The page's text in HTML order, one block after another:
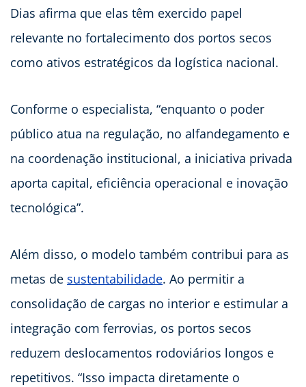
Dias afirma que elas têm exercido papel
relevante no fortalecimento dos portos secos
como ativos estratégicos da logística nacional.
Conforme o especialista, “enquanto o poder
público atua na regulação, no alfandegamento e
na coordenação institucional, a iniciativa privada
aporta capital, eficiência operacional e inovação
tecnológica”.
Além disso, o modelo também contribui para as
metas de sustentabilidade. Ao permitir a
consolidação de cargas no interior e estimular a
integração com ferrovias, os portos secos
reduzem deslocamentos rodoviários longos e
repetitivos. “Isso impacta diretamente o